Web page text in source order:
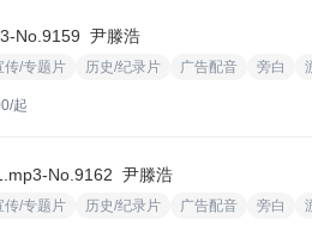
-No.9159 尹滕浩
传/专题片 历史/纪录片 广告配音 旁白
/起
-No.9162 尹滕浩
传/专题片 历史/纪录片 广告配音 旁白